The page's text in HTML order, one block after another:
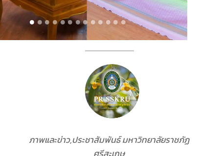
ภาพและข่าว,ประชาสัมพันธ์ มหาวิทยาลัยราชภัฏ